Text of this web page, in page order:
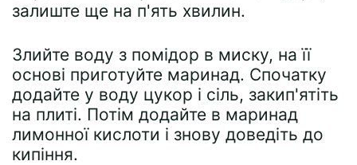
залиште ще на п'ять хвилин.
Злийте воду з помідор в миску, на її
основі приготуйте маринад. Спочатку
додайте у воду цукор і сіль, закип'ятіть
на плиті. Потім додайте в маринад
лимонної кислоти і знову доведіть до
кипіння.